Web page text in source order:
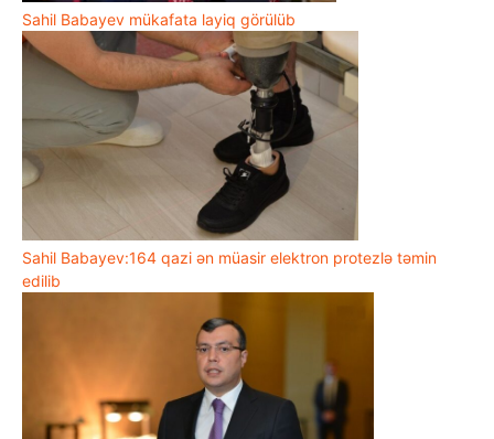
Sahil Babayev mükafata layiq görülüb
Sahil Babayev:164 qazi ən müasir elektron protezlə təmin
edilib